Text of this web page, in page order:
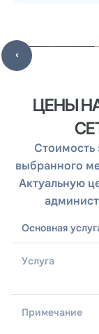
‹
ЦЕНЫ
Стоимость
выбранного
Актуальную
Раздел
Основная